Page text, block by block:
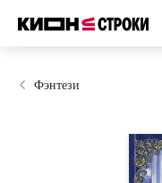
Фэнтези